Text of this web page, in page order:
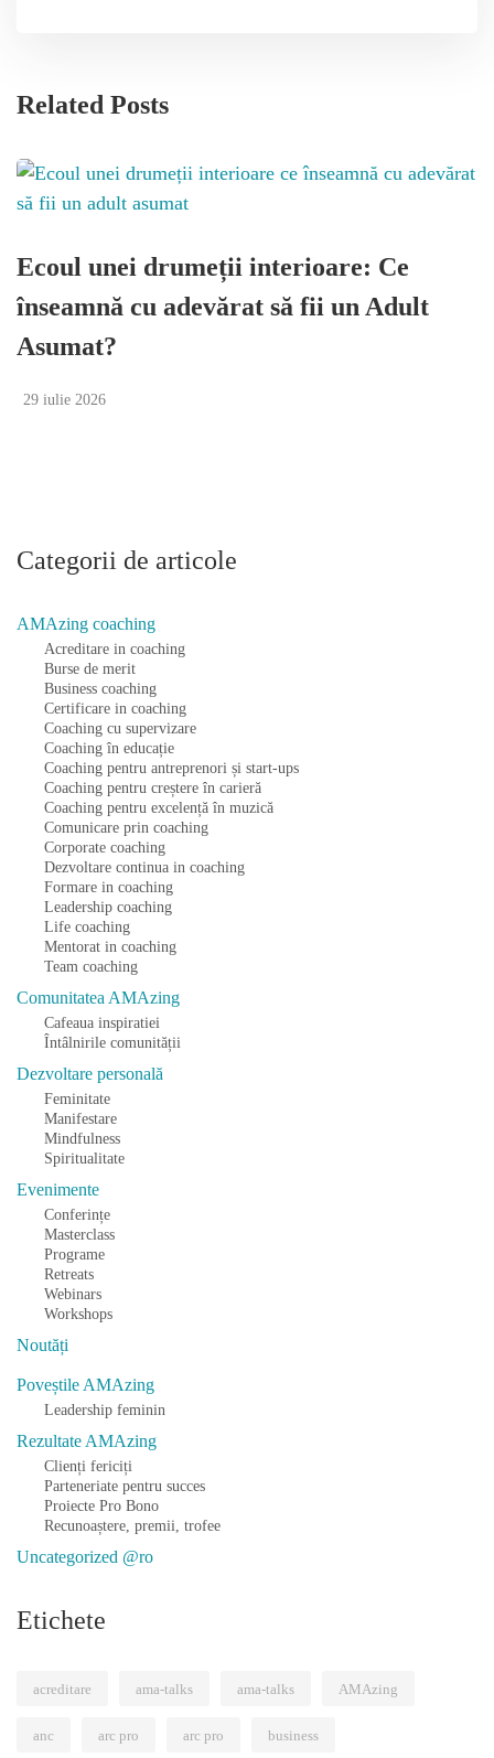
Related Posts
Ecoul unei drumeții interioare: Ce
înseamnă cu adevărat să fii un Adult
Asumat?
29 iulie 2026
Categorii de articole
AMAzing coaching
Acreditare in coaching
Burse de merit
Business coaching
Certificare in coaching
Coaching cu supervizare
Coaching în educație
Coaching pentru antreprenori și start-ups
Coaching pentru creștere în carieră
Coaching pentru excelență în muzică
Comunicare prin coaching
Corporate coaching
Dezvoltare continua in coaching
Formare in coaching
Leadership coaching
Life coaching
Mentorat in coaching
Team coaching
Comunitatea AMAzing
Cafeaua inspiratiei
Întâlnirile comunității
Dezvoltare personală
Feminitate
Manifestare
Mindfulness
Spiritualitate
Evenimente
Conferințe
Masterclass
Programe
Retreats
Webinars
Workshops
Noutăți
Poveștile AMAzing
Leadership feminin
Rezultate AMAzing
Clienți fericiți
Parteneriate pentru succes
Proiecte Pro Bono
Recunoaștere, premii, trofee
Uncategorized @ro
Etichete
acreditare ama-talks ama-talks AMAzing
anc arc pro arc pro business